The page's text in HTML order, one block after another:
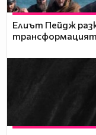
Елиът Пейдж